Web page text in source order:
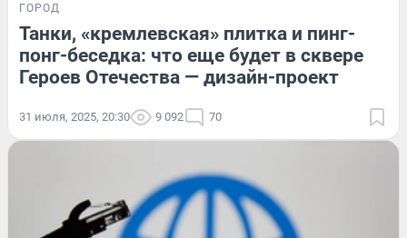
ГОРОД
Танки, «кремлевская» плитка и пинг-
понг-беседка: что еще будет в сквере
Героев Отечества — дизайн-проект
31 июля, 2025, 20:30 9 092 70